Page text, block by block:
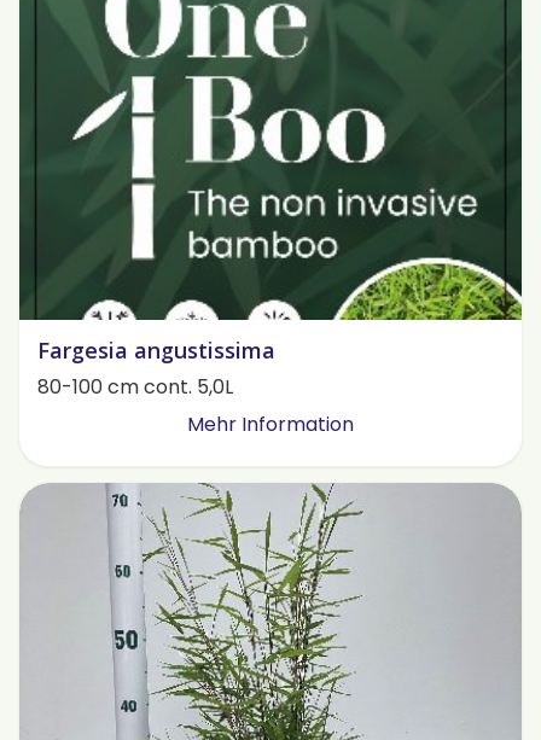
Fargesia angustissima
80-100 cm cont. 5,0L
Mehr Information